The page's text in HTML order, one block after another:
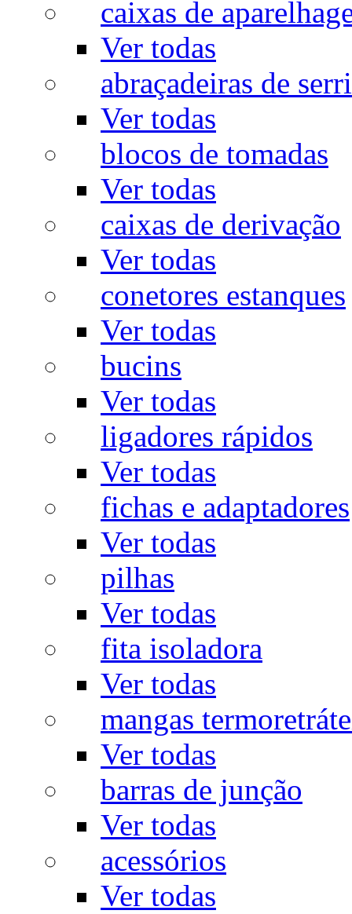
caixas de
Ver todas
abraçadeiras de
Ver todas
blocos de tomadas
Ver todas
caixas de derivação
Ver todas
conetores estanques
Ver todas
bucins
Ver todas
ligadores rápidos
Ver todas
fichas e adaptadores
Ver todas
pilhas
Ver todas
fita isoladora
Ver todas
mangas
Ver todas
barras de junção
Ver todas
acessórios
Ver todas